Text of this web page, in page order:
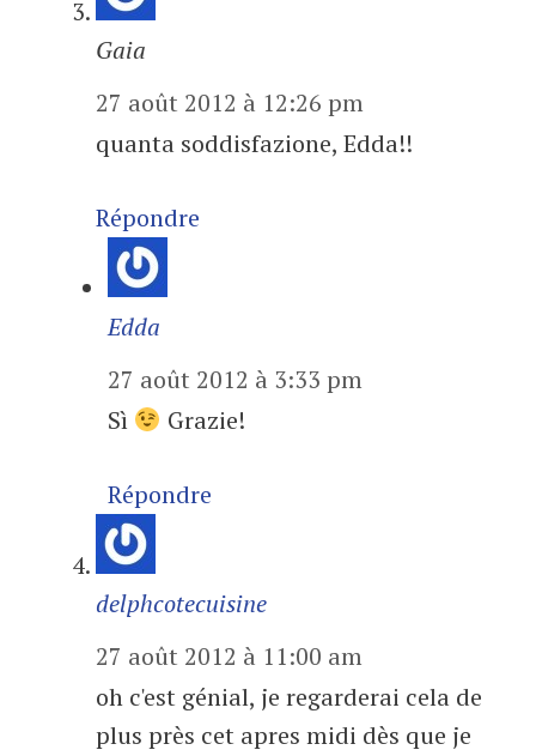
Gaia
27 août 2012 à 12:26 pm
quanta soddisfazione, Edda!!
Répondre
Edda
27 août 2012 à 3:33 pm
Sì
Grazie!
Répondre
delphcotecuisine
27 août 2012 à 11:00 am
oh c'est génial, je regarderai cela de
plus près cet apres midi dès que je